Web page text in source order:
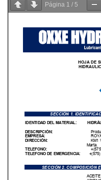
Página 1 / 5